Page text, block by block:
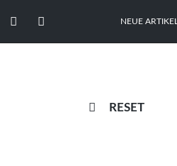
  NEUE ARTIKEL
 RESET